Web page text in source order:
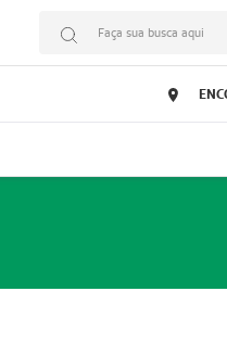
Faça sua busca aqui